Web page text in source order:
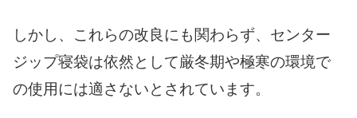
しかし、これらの改良にも関わらず、センター
ジップ寝袋は依然として厳冬期や極寒の環境で
の使用には適さないとされています。